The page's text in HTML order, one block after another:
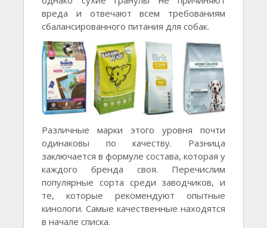
вреда и отвечают всем требованиям
сбалансированного питания для собак.
Различные марки этого уровня почти
одинаковы по качеству. Разница
заключается в формуле состава, которая у
каждого бренда своя. Перечислим
популярные сорта среди заводчиков, и
те, которые рекомендуют опытные
кинологи. Самые качественные находятся
в начале списка.